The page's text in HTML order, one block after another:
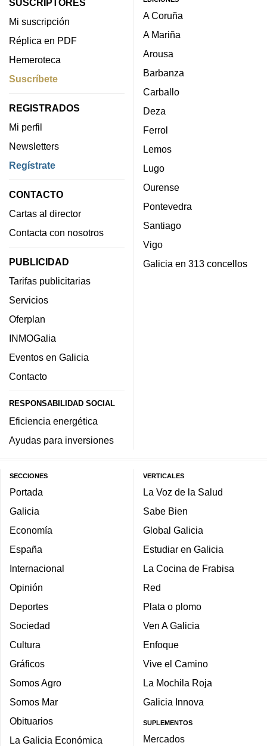
Mi suscripción
Réplica en PDF
Hemeroteca
Suscríbete
REGISTRADOS
Mi perfil
Newsletters
Regístrate
CONTACTO
Cartas al director
Contacta con nosotros
PUBLICIDAD
Tarifas publicitarias
Servicios
Oferplan
INMOGalia
Eventos en Galicia
Contacto
RESPONSABILIDAD SOCIAL
Eficiencia energética
Ayudas para inversiones
A Coruña
A Mariña
Arousa
Barbanza
Carballo
Deza
Ferrol
Lemos
Lugo
Ourense
Pontevedra
Santiago
Vigo
Galicia en 313 concellos
SECCIONES
Portada
Galicia
Economía
España
Internacional
Opinión
Deportes
Sociedad
Cultura
Gráficos
Somos Agro
Somos Mar
Obituarios
La Galicia Económica
VERTICALES
La Voz de la Salud
Sabe Bien
Global Galicia
Estudiar en Galicia
La Cocina de Frabisa
Red
Plata o plomo
Ven A Galicia
Enfoque
Vive el Camino
La Mochila Roja
Galicia Innova
SUPLEMENTOS
Mercados